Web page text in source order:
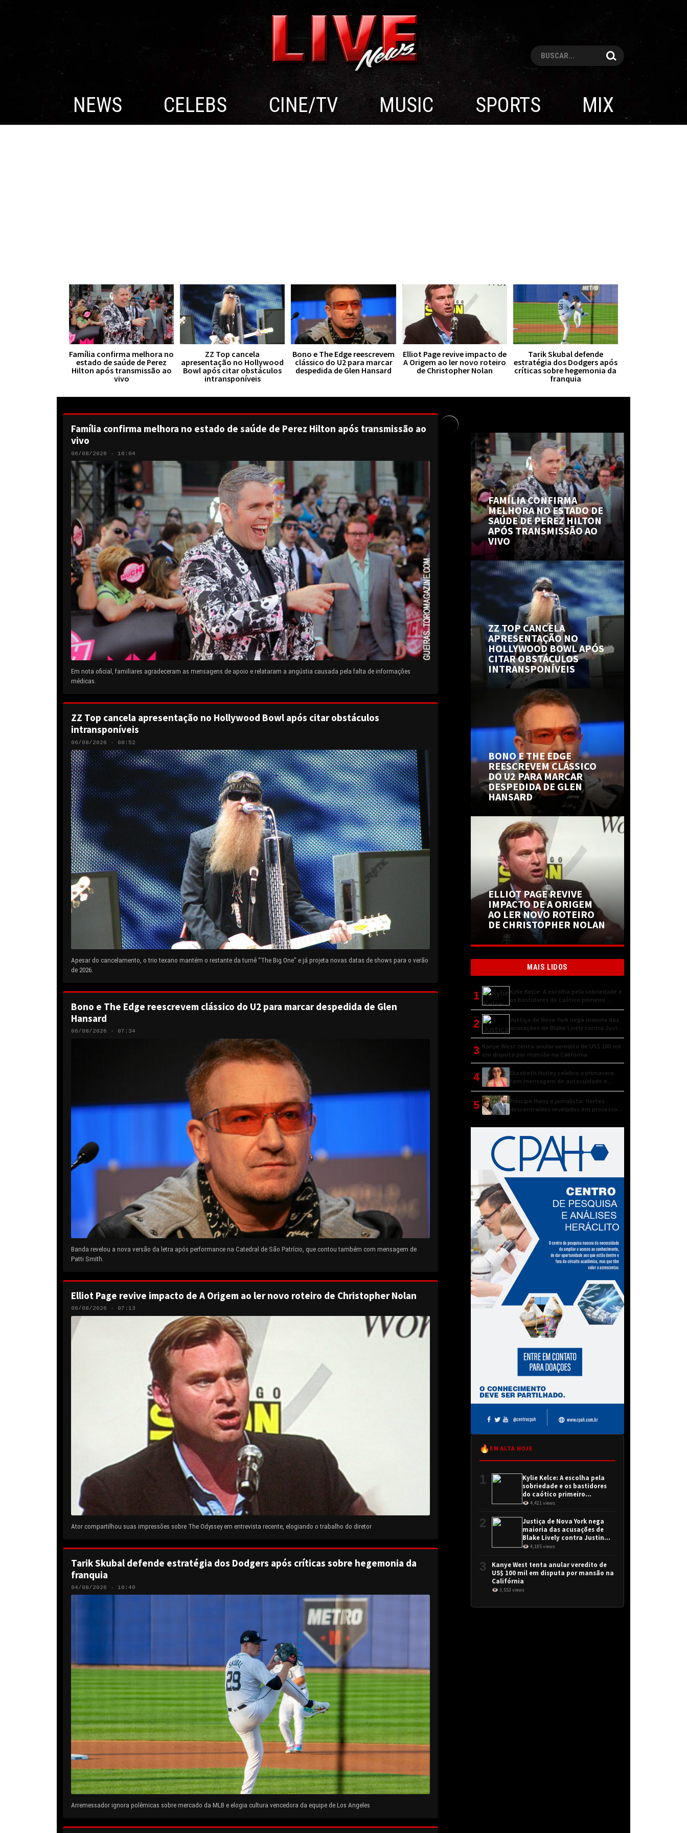
Pesquisar
NEWS CELEBS CINE/TV MUSIC SPORTS MIX
Família confirma melhora no
estado de saúde de Perez
Hilton após transmissão ao
vivo
ZZ Top cancela
apresentação no Hollywood
Bowl após citar obstáculos
intransponíveis
Bono e The Edge reescrevem
clássico do U2 para marcar
despedida de Glen Hansard
Elliot Page revive impacto de
A Origem ao ler novo roteiro
de Christopher Nolan
Tarik Skubal defende
estratégia dos Dodgers após
críticas sobre hegemonia da
franquia
Família confirma melhora no estado de saúde de Perez Hilton após transmissão ao
vivo
06/08/2026 · 16:04
Em nota oficial, familiares agradeceram as mensagens de apoio e relataram a angústia causada pela falta de informações
médicas.
ZZ Top cancela apresentação no Hollywood Bowl após citar obstáculos
intransponíveis
06/08/2026 · 08:52
Apesar do cancelamento, o trio texano mantém o restante da turnê “The Big One” e já projeta novas datas de shows para o verão
de 2026.
Bono e The Edge reescrevem clássico do U2 para marcar despedida de Glen
Hansard
06/08/2026 · 07:34
Banda revelou a nova versão da letra após performance na Catedral de São Patrício, que contou também com mensagem de
Patti Smith.
Elliot Page revive impacto de A Origem ao ler novo roteiro de Christopher Nolan
06/08/2026 · 07:13
Ator compartilhou suas impressões sobre The Odyssey em entrevista recente, elogiando o trabalho do diretor
Tarik Skubal defende estratégia dos Dodgers após críticas sobre hegemonia da
franquia
04/08/2026 · 10:40
Arremessador ignora polêmicas sobre mercado da MLB e elogia cultura vencedora da equipe de Los Angeles
FAMÍLIA CONFIRMA
MELHORA NO ESTADO DE
SAÚDE DE PEREZ HILTON
APÓS TRANSMISSÃO AO
VIVO
ZZ TOP CANCELA
APRESENTAÇÃO NO
HOLLYWOOD BOWL APÓS
CITAR OBSTÁCULOS
INTRANSPONÍVEIS
BONO E THE EDGE
REESCREVEM CLÁSSICO
DO U2 PARA MARCAR
DESPEDIDA DE GLEN
HANSARD
ELLIOT PAGE REVIVE
IMPACTO DE A ORIGEM
AO LER NOVO ROTEIRO
DE CHRISTOPHER NOLAN
MAIS LIDOS
1
Kylie Kelce: A escolha pela sobriedade e
os bastidores do caótico primeiro
encontro
2
Justiça de Nova York nega maioria das
acusações de Blake Lively contra Justin
Baldoni
3 Kanye West tenta anular veredito de US$ 100 mil
em disputa por mansão na Califórnia
4
Elizabeth Hurley celebra a primavera
com mensagem de autocuidado e
conexão natural
5
Príncipe Harry e jornalista: flertes
descontraídos revelados em processo
🔥 EM ALTA HOJE
1
Kylie Kelce: A escolha pela
sobriedade e os bastidores
do caótico primeiro
encontro
👁 4,421 views
2
Justiça de Nova York nega
maioria das acusações de
Blake Lively contra Justin
Baldoni
👁 4,185 views
3
Kanye West tenta anular veredito de
US$ 100 mil em disputa por mansão na
Califórnia
👁 3,553 views